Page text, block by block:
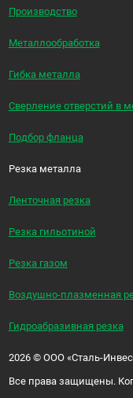
Производство
Металлообработка
Гибка металла
Сверление отверстий в
Подбор фланца
Резка металла
Ленточная резка
Резка гильотиной
Резка газом
Воздушно-плазменная
Гидроабразивная резка
2026 ©ООО «Сталь-
Все права защищены.